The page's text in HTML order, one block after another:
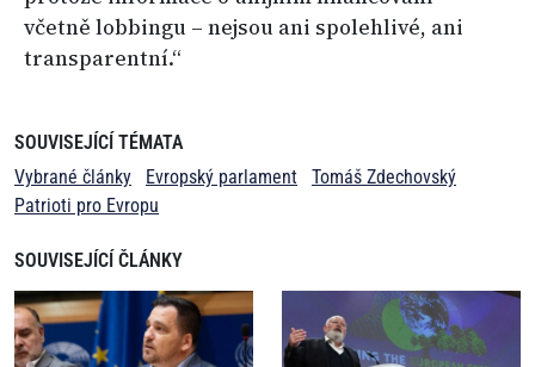
včetně lobbingu – nejsou ani spolehlivé, ani
transparentní.“
SOUVISEJÍCÍ TÉMATA
Vybrané články
Evropský parlament
Tomáš Zdechovský
Patrioti pro Evropu
SOUVISEJÍCÍ ČLÁNKY